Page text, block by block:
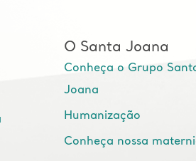
O Santa Joana
Conheça o Grupo
Joana
Humanização
Conheça nossa